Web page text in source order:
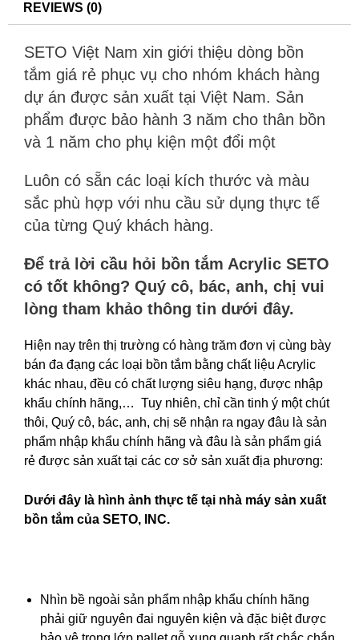
REVIEWS (0)
SETO Việt Nam xin giới thiệu dòng bồn
tắm giá rẻ phục vụ cho nhóm khách hàng
dự án được sản xuất tại Việt Nam. Sản
phẩm được bảo hành 3 năm cho thân bồn
và 1 năm cho phụ kiện một đổi một
Luôn có sẵn các loại kích thước và màu
sắc phù hợp với nhu cầu sử dụng thực tế
của từng Quý khách hàng.
Để trả lời cầu hỏi bồn tắm Acrylic SETO
có tốt không? Quý cô, bác, anh, chị vui
lòng tham khảo thông tin dưới đây.
Hiện nay trên thị trường có hàng trăm đơn vị cùng bày
bán đa đạng các loại bồn tắm bằng chất liệu Acrylic
khác nhau, đều có chất lượng siêu hạng, được nhập
khẩu chính hãng,… Tuy nhiên, chỉ cần tinh ý một chút
thôi, Quý cô, bác, anh, chị sẽ nhận ra ngay đâu là sản
phẩm nhập khẩu chính hãng và đâu là sản phẩm giá
rẻ được sản xuất tại các cơ sở sản xuất địa phương:
Dưới đây là hình ảnh thực tế tại nhà máy sản xuất
bồn tắm của SETO, INC.
Nhìn bề ngoài sản phẩm nhập khẩu chính hãng
phải giữ nguyên đai nguyên kiện và đặc biệt được